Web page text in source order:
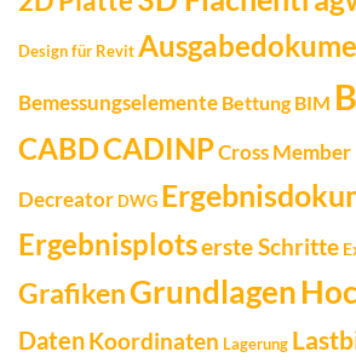
Design für Revit
Bemessungselemente Bettung BIM
CABDCADINPCross
Decreator DWG
Ergebnisplotserste Schritte
GrafikenGrundlagen
DatenKoordinaten Lagerung